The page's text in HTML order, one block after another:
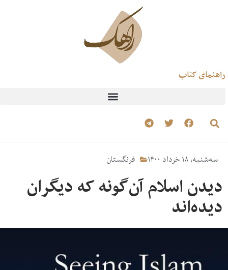
راهنمای کتاب
سه‌شنبه، ۱۸ خرداد ۱۴۰۰ فرنگستان
دیدن اسلام آن‌گونه که دیگران
دیده‌اند